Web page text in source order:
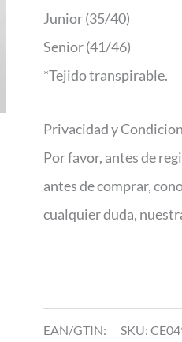
Junior (35/40)
Senior (41/46)
*Tejido transpirable.
Privacidad y
Por favor, antes de
antes de comprar,
cualquier duda,
EAN/GTIN: SKU: